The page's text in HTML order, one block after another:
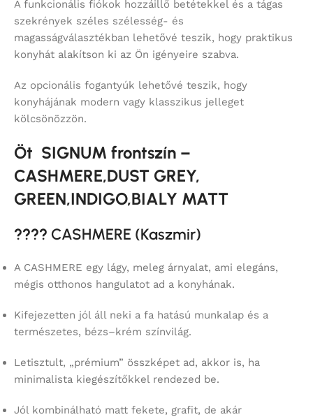
A funkcionális fiókok hozzáillő betétekkel és a tágas
szekrények széles szélesség- és
magasságválasztékban lehetővé teszik, hogy praktikus
konyhát alakítson ki az Ön igényeire szabva.
Az opcionális fogantyúk lehetővé teszik, hogy
konyhájának modern vagy klasszikus jelleget
kölcsönözzön.
Öt SIGNUM frontszín –
CASHMERE,DUST GREY,
GREEN,INDIGO,BIALY MATT
???? CASHMERE (Kaszmir)
A CASHMERE egy lágy, meleg árnyalat, ami elegáns,
mégis otthonos hangulatot ad a konyhának.
Kifejezetten jól áll neki a fa hatású munkalap és a
természetes, bézs–krém színvilág.
Letisztult, „prémium” összképet ad, akkor is, ha
minimalista kiegészítőkkel rendezed be.
Jól kombinálható matt fekete, grafit, de akár